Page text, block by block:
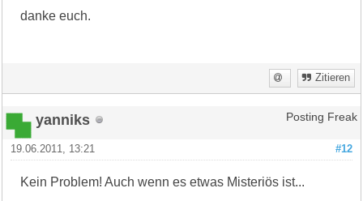
danke euch.
Zitieren
yanniks Posting Freak
#12
19.06.2011, 13:21
Kein Problem! Auch wenn es etwas Misteriös ist...